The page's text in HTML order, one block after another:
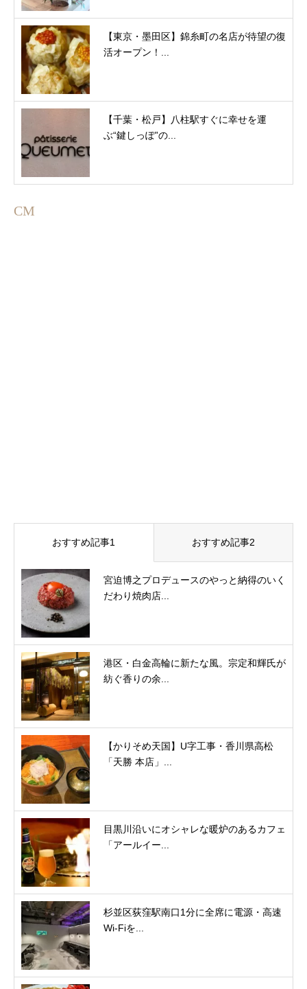
【東京・墨田区】錦糸町の名店が待望の復
活オープン！...
【千葉・松戸】八柱駅すぐに幸せを運
ぶ“鍵しっぽ”の...
CM
おすすめ記事1 おすすめ記事2
宮迫博之プロデュースのやっと納得のいく
だわり焼肉店...
港区・白金高輪に新たな風。宗定和輝氏が
紡ぐ香りの余...
【かりそめ天国】U字工事・香川県高松
「天勝 本店」...
目黒川沿いにオシャレな暖炉のあるカフェ
「アールイー...
杉並区荻窪駅南口1分に全席に電源・高速
Wi-Fiを...